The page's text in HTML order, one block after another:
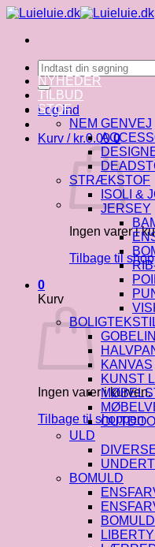
Fortsæt
indhold
Søg
efter:
Log ind
Kurv / kr.0.00 0
Ingen varer i
Tilbage til
0
Kurv
Ingen varer i kurven.
Tilbage til shoppen
NYHEDER
TILBUD
STOF
NEM GENVEJ
STRÆKSTOF
ISOLI &
JERSEY
GOBELIN
KANVAS
KUNST
ULD
BOMULD